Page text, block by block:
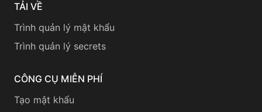
TẢI VỀ
Trình quản lý mật khẩu
Trình quản lý secrets
CÔNG CỤ MIỄN PHÍ
Tạo mật khẩu